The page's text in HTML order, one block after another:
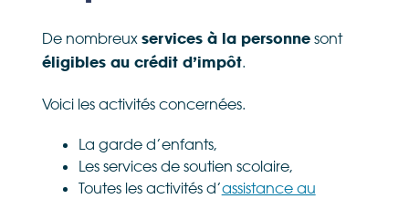
De nombreux services à la personnesont
éligibles au crédit d’impôt.
Voici les activités concernées.
La garde d’enfants,
Les services de soutien scolaire,
Toutes les activités d’assistance au